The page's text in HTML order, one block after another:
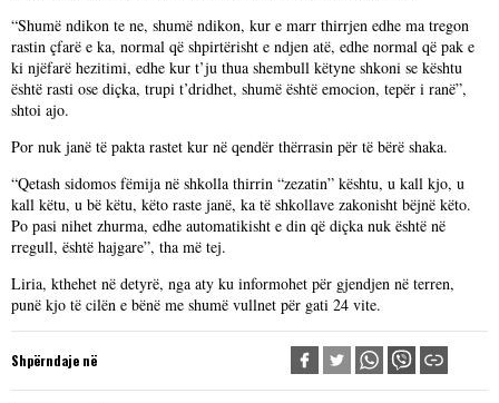
“Shumë ndikon te ne, shumë ndikon, kur e marr thirrjen edhe ma tregon
rastin çfarë e ka, normal që shpirtërisht e ndjen atë, edhe normal që pak e
ki njëfarë hezitimi, edhe kur t’ju thua shembull këtyne shkoni se kështu
është rasti ose diçka, trupi t’dridhet, shumë është emocion, tepër i ranë”,
shtoi ajo.
Por nuk janë të pakta rastet kur në qendër thërrasin për të bërë shaka.
“Qetash sidomos fëmija në shkolla thirrin “zezatin” kështu, u kall kjo, u
kall këtu, u bë këtu, këto raste janë, ka të shkollave zakonisht bëjnë këto.
Po pasi nihet zhurma, edhe automatikisht e din që diçka nuk është në
rregull, është hajgare”, tha më tej.
Liria, kthehet në detyrë, nga aty ku informohet për gjendjen në terren,
punë kjo të cilën e bënë me shumë vullnet për gati 24 vite.
Shpërndaje në